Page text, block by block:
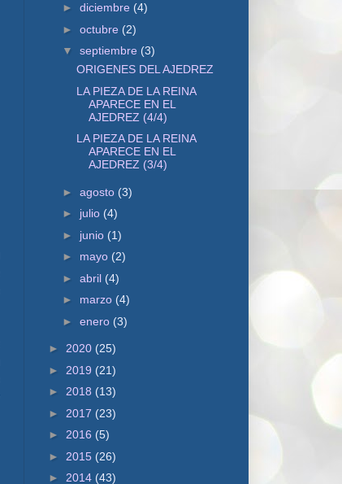
► diciembre (4)
► octubre (2)
▼ septiembre (3)
ORIGENES DEL AJEDREZ
LA PIEZA DE LA REINA
APARECE EN EL
AJEDREZ (4/4)
LA PIEZA DE LA REINA
APARECE EN EL
AJEDREZ (3/4)
► agosto (3)
► julio (4)
► junio (1)
► mayo (2)
► abril (4)
► marzo (4)
► enero (3)
► 2020 (25)
► 2019 (21)
► 2018 (13)
► 2017 (23)
► 2016 (5)
► 2015 (26)
► 2014 (43)